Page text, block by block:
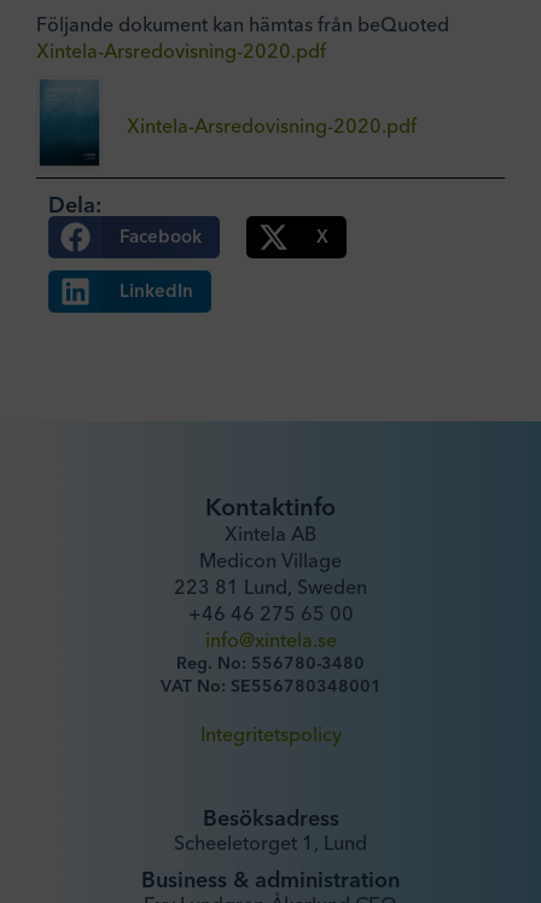
Följande dokument kan hämtas från beQuoted
Xintela-Arsredovisning-2020.pdf
Xintela-Arsredovisning-2020.pdf
Dela:
Facebook X
LinkedIn
Kontaktinfo
Xintela AB
Medicon Village
223 81 Lund, Sweden
+46 46 275 65 00
info@xintela.se
Reg. No: 556780-3480
VAT No: SE556780348001
Integritetspolicy
Besöksadress
Scheeletorget 1, Lund
Business & administration